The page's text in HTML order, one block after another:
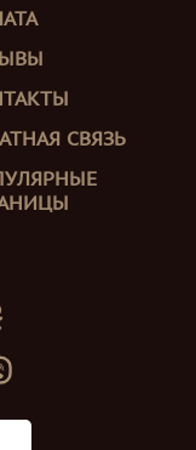
СВЯЗЬ